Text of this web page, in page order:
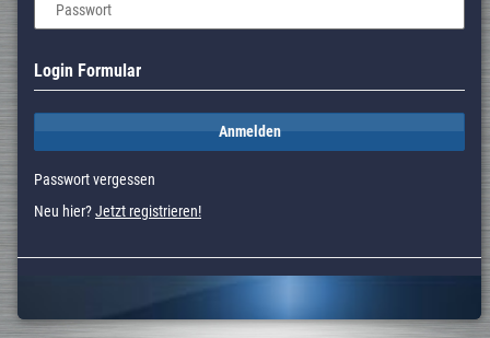
Passwort
Login Formular
Anmelden
Passwort vergessen
Neu hier?Jetzt registrieren!